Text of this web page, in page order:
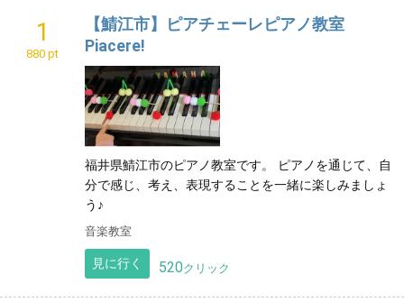
近畿
中国
四国
1
880 pt
【鯖江市】ピアチェーレピアノ教室
Piacere!
福井県鯖江市のピアノ教室です。 ピアノを通じて、自
分で感じ、考え、表現することを一緒に楽しみましょ
う♪
音楽教室
見に行く 520クリック